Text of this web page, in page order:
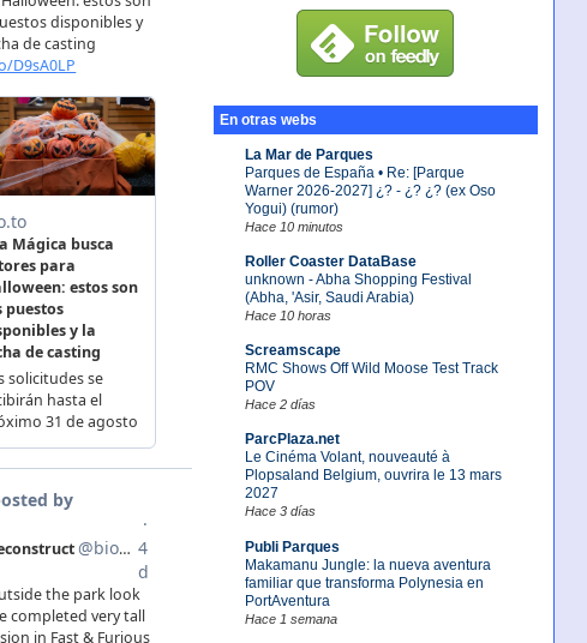
En otras webs
La Mar de Parques
Parques de España • Re: [Parque
Warner 2026-2027] ¿? - ¿? ¿? (ex Oso
Yogui) (rumor)
Hace 10 minutos
Roller Coaster DataBase
unknown - Abha Shopping Festival
(Abha, 'Asir, Saudi Arabia)
Hace 10 horas
Screamscape
RMC Shows Off Wild Moose Test Track
POV
Hace 2 días
ParcPlaza.net
Le Cinéma Volant, nouveauté à
Plopsaland Belgium, ouvrira le 13 mars
2027
Hace 3 días
Publi Parques
Makamanu Jungle: la nueva aventura
familiar que transforma Polynesia en
PortAventura
Hace 1 semana